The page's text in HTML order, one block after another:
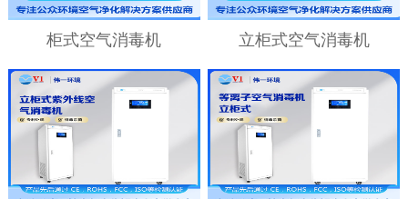
柜式空气消毒机 立柜式空气消毒机